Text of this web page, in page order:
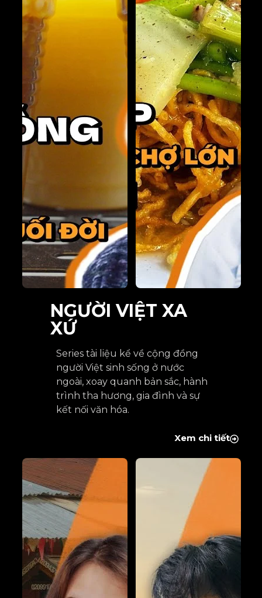
NGƯỜI VIỆT XA
XỨ
Series tài liệu kể về cộng đồng
người Việt sinh sống ở nước
ngoài, xoay quanh bản sắc, hành
trình tha hương, gia đình và sự
kết nối văn hóa.
Xem chi tiết